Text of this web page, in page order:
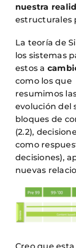
nuestra
estructurales
La teoría de
los sistemas
estos a
como los que
resumimos
evolución del
bloques de
(2.2),
como
decisiones),
nuevas
Creo que